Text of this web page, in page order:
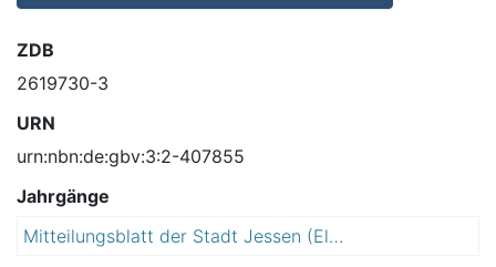
ZDB
2619730-3
URN
urn:nbn:de:gbv:3:2-407855
Jahrgänge
Mitteilungsblatt der Stadt Jessen (Elster)